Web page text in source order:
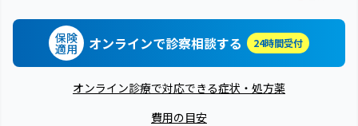
保険
適用 オンラインで診察相談する 24時間受付
オンライン診療で対応できる症状・処方薬
費用の目安